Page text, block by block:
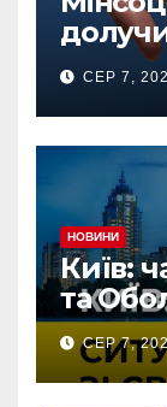
СЕР 7,
НОВИНИ
Київ:
та
аварію
СЕР 7,